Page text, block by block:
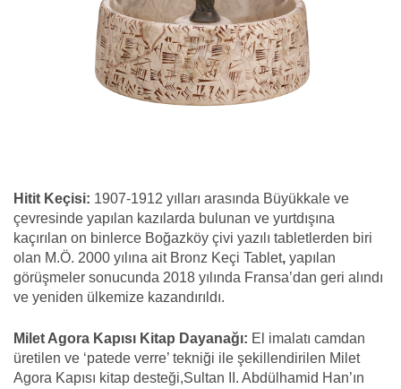
Hitit Keçisi: 1907-1912 yılları arasında Büyükkale ve
çevresinde yapılan kazılarda bulunan ve yurtdışına
kaçırılan on binlerce Boğazköy çivi yazılı tabletlerden biri
olan M.Ö. 2000 yılına ait Bronz Keçi Tablet, yapılan
görüşmeler sonucunda 2018 yılında Fransa’dan geri alındı
ve yeniden ülkemize kazandırıldı.
Milet Agora Kapısı Kitap Dayanağı: El imalatı camdan
üretilen ve ‘patede verre’ tekniği ile şekillendirilen Milet
Agora Kapısı kitap desteği,Sultan II. Abdülhamid Han’ın